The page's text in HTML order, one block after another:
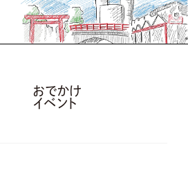
おでかけ
イベント